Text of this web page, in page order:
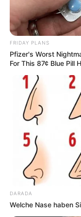
dieser
20.
weltweit
Kölner
der
Kölner
auch ein
Karnevals,
Informationen
Kölner
der einst unter
rund um die
sind bis heute
Innenstadt
wurde zu
FRIDAY PLANS
Pfizer's Worst
For This 87¢ Blue Pill
DARADA
Welche Nase haben